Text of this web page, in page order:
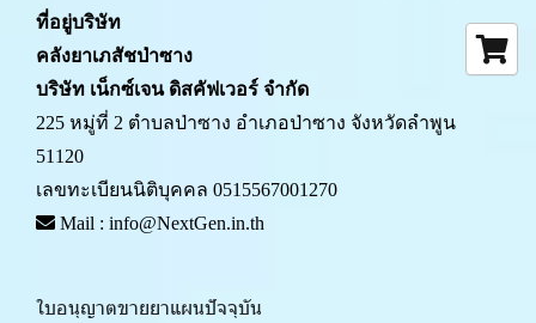
ที่อยู่บริษัท
คลังยาเภสัชป่าซาง
บริษัท เน็กซ์เจน ดิสคัฟเวอร์ จำกัด
225 หมู่ที่ 2 ตำบลป่าซาง อำเภอป่าซาง จังหวัดลำพูน
51120
เลขทะเบียนนิติบุคคล 0515567001270
Mail : info@NextGen.in.th
ใบอนุญาตขายยาแผนปัจจุบัน